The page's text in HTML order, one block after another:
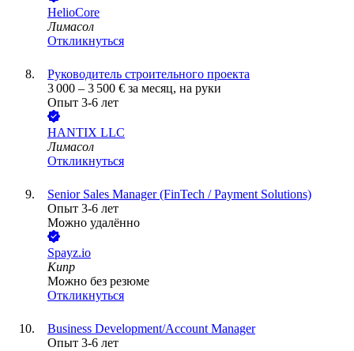
HelioCore
Лимасол
Откликнуться
Руководитель строительного проекта
3 000 – 3 500 € за месяц, на руки
Опыт 3-6 лет
HANTIX LLC
Лимасол
Откликнуться
Senior Sales Manager (FinTech / Payment Solutions)
Опыт 3-6 лет
Можно удалённо
Spayz.io
Кипр
Можно без резюме
Откликнуться
Business Development/Account Manager
Опыт 3-6 лет